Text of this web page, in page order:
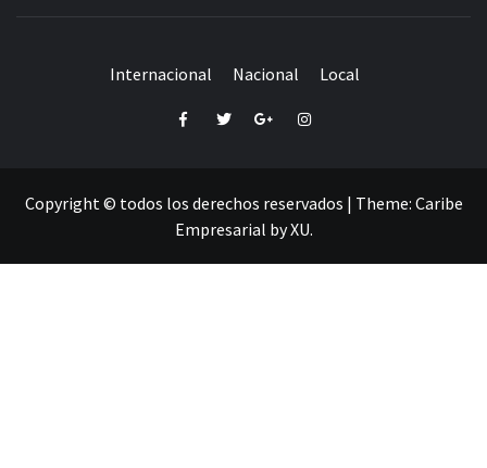
Internacional Nacional Local
FacebookTwitterGoogle+Instagram
Copyright © todos los derechos reservados | Theme: Caribe
Empresarial byXU.